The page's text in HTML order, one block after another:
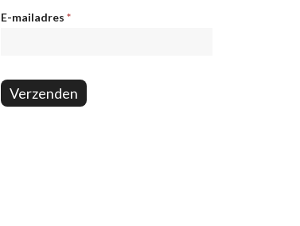
Nieuwsbrief
E-mailadres *
Verzenden